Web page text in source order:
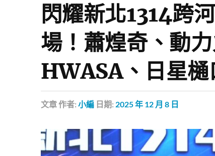
閃耀新北1314跨
場！蕭煌奇、動
HWASA、日星
文章作者: 小編 日期: 2025 年 12 月 8 日